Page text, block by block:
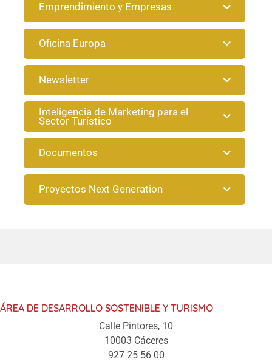
Emprendimiento y Empresas
Oficina Europa
Newsletter
Inteligencia de Marketing para el
Sector Turístico
Documentos
Proyectos Next Generation
ÁREA DE DESARROLLO SOSTENIBLE Y TURISMO
Calle Pintores, 10
10003 Cáceres
927 25 56 00